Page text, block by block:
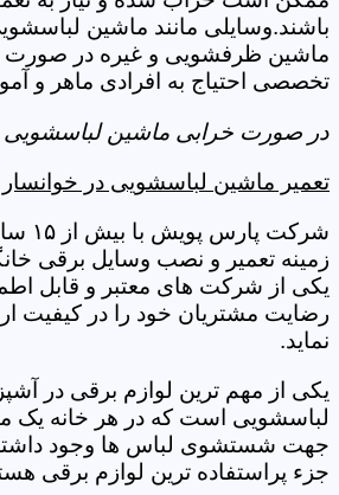
باشند.وسایلی مانند ماشین
ماشین ظرفشویی و غیره در صورت
تخصصی احتیاج به افرادی ماهر و
در صورت خرابی ماشین لباسشویی
تعمیر ماشین لباسشویی در خوانسار
شرکت
زمینه تعمیر و نصب وسایل برقی
یکی از شرکت های معتبر و قابل
رضایت مشتریان خود را در کیفیت
نماید.
یکی از مهم ترین لوازم برقی در
لباسشویی است که در هر خانه یک
جهت شستشوی لباس ها وجود داشته
جزء پراستفاده ترین لوازم برقی